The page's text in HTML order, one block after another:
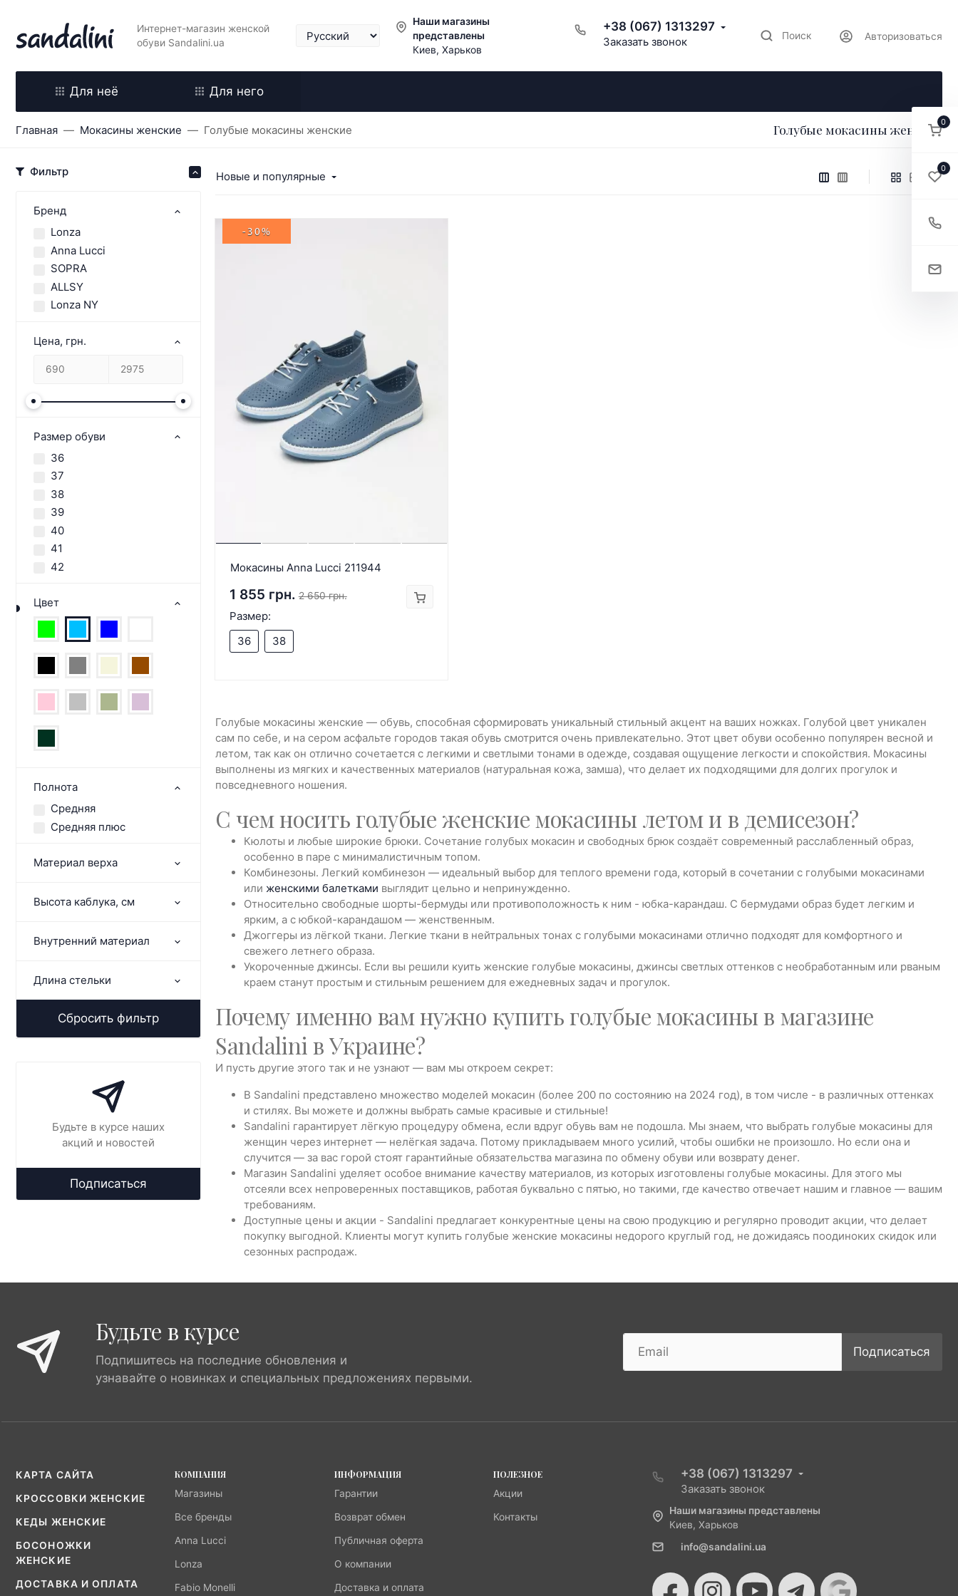
Интернет-магазин женской
обуви Sandalini.ua
Наши магазины
представлены
Киев, Харьков
+38 (067) 1313297
Заказать звонок Поиск Авторизоваться
Для неё Для него
Главная Мокасины женские Голубые мокасины женские Голубые мокасины женские
Фильтр
Бренд
Lonza
Anna Lucci
SOPRA
ALLSY
Lonza NY
Цена, грн.
Размер обуви
36
37
38
39
40
41
42
Цвет
Полнота
Средняя
Средняя плюс
Материал верха
Высота каблука, см
Внутренний материал
Длина стельки
Сбросить фильтр
Будьте в курсе наших
акций и новостей
Подписаться
Новые и популярные
-30%
Мокасины Anna Lucci 211944
1 855 грн. 2 650 грн.
Размер:
36
38
Голубые мокасины женские — обувь, способная сформировать уникальный стильный акцент на ваших ножках. Голубой цвет уникален
сам по себе, и на сером асфальте городов такая обувь смотрится очень привлекательно. Этот цвет обуви особенно популярен весной и
летом, так как он отлично сочетается с легкими и светлыми тонами в одежде, создавая ощущение легкости и спокойствия. Мокасины
выполнены из мягких и качественных материалов (натуральная кожа, замша), что делает их подходящими для долгих прогулок и
повседневного ношения.
С чем носить голубые женские мокасины летом и в демисезон?
Кюлоты и любые широкие брюки. Сочетание голубых мокасин и свободных брюк создаёт современный расслабленный образ,
особенно в паре с минималистичным топом.
Комбинезоны. Легкий комбинезон — идеальный выбор для теплого времени года, который в сочетании с голубыми мокасинами
или женскими балетками выглядит цельно и непринужденно.
Относительно свободные шорты-бермуды или противоположность к ним - юбка-карандаш. С бермудами образ будет легким и
ярким, а с юбкой-карандашом — женственным.
Джоггеры из лёгкой ткани. Легкие ткани в нейтральных тонах с голубыми мокасинами отлично подходят для комфортного и
свежего летнего образа.
Укороченные джинсы. Если вы решили куить женские голубые мокасины, джинсы светлых оттенков с необработанным или рваным
краем станут простым и стильным решением для ежедневных задач и прогулок.
Почему именно вам нужно купить голубые мокасины в магазине
Sandalini в Украине?
И пусть другие этого так и не узнают — вам мы откроем секрет:
В Sandalini представлено множество моделей мокасин (более 200 по состоянию на 2024 год), в том числе - в различных оттенках
и стилях. Вы можете и должны выбрать самые красивые и стильные!
Sandalini гарантирует лёгкую процедуру обмена, если вдруг обувь вам не подошла. Мы знаем, что выбрать голубые мокасины для
женщин через интернет — нелёгкая задача. Потому прикладываем много усилий, чтобы ошибки не произошло. Но если она и
случится — за вас горой стоят гарантийные обязательства магазина по обмену обуви или возврату денег.
Магазин Sandalini уделяет особое внимание качеству материалов, из которых изготовлены голубые мокасины. Для этого мы
отсеяли всех непроверенных поставщиков, работая буквально с пятью, но такими, где качество отвечает нашим и главное — вашим
требованиям.
Доступные цены и акции - Sandalini предлагает конкурентные цены на свою продукцию и регулярно проводит акции, что делает
покупку выгодной. Клиенты могут купить голубые женские мокасины недорого круглый год, не дожидаясь поодиноких скидок или
сезонных распродаж.
Будьте в курсе
Подпишитесь на последние обновления и
узнавайте о новинках и специальных предложениях первыми.
Подписаться
КАРТА САЙТА
КРОССОВКИ ЖЕНСКИЕ
КЕДЫ ЖЕНСКИЕ
БОСОНОЖКИ
ЖЕНСКИЕ
ДОСТАВКА И ОПЛАТА
КОМПАНИЯ
Магазины
Все бренды
Anna Lucci
Lonza
Fabio Monelli
ИНФОРМАЦИЯ
Гарантии
Возврат обмен
Публичная оферта
О компании
Доставка и оплата
ПОЛЕЗНОЕ
Акции
Контакты
+38 (067) 1313297
Заказать звонок
Наши магазины представлены
Киев, Харьков
info@sandalini.ua
0
0